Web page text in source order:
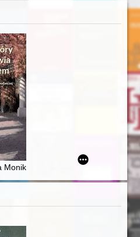
Koninie)
1945 Kościk - życiorys naukowy